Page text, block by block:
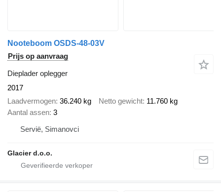
Nooteboom OSDS-48-03V
Prijs op aanvraag
Dieplader oplegger
2017
Laadvermogen 36.240 kg Netto gewicht 11.760 kg
Aantal assen 3
Servië, Simanovci
Glacier d.o.o.